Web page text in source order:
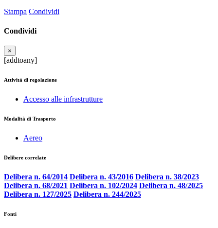
Stampa Condividi
Condividi
×
[addtoany]
Attività di regolazione
Accesso alle infrastrutture
Modalità di Trasporto
Aereo
Delibere correlate
Delibera n. 64/2014 Delibera n. 43/2016 Delibera n. 38/2023
Delibera n. 68/2021 Delibera n. 102/2024 Delibera n. 48/2025
Delibera n. 127/2025 Delibera n. 244/2025
Fonti